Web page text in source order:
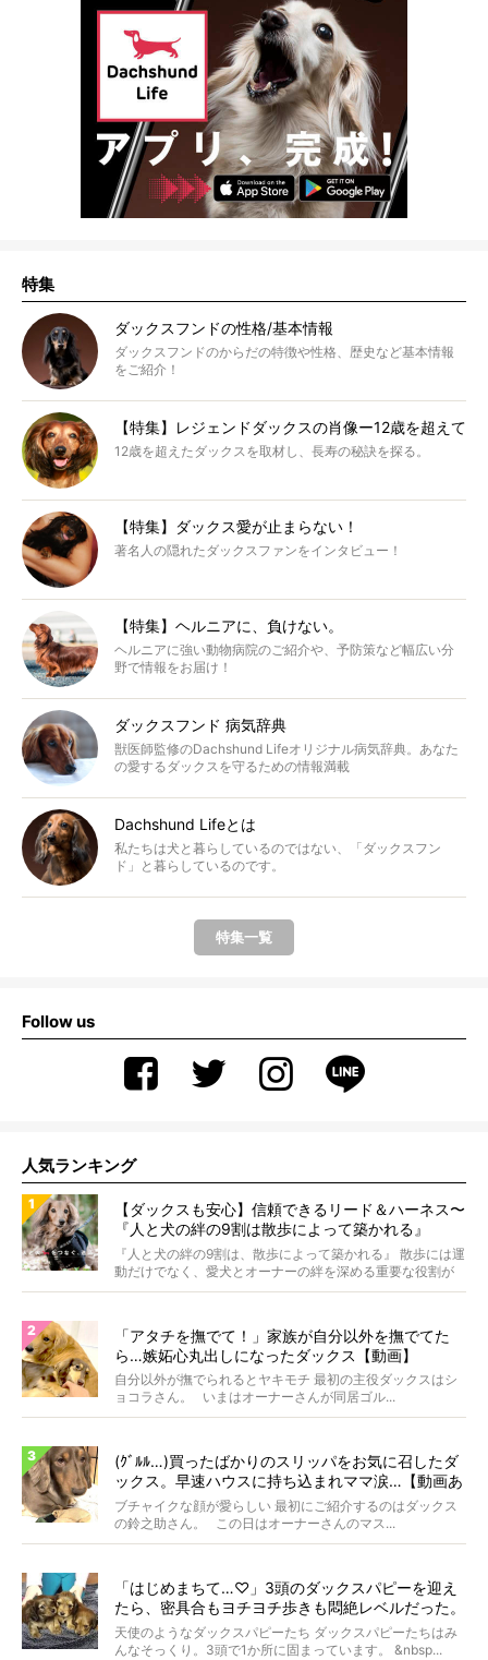
特集
ダックスフンドの性格/基本情報
ダックスフンドのからだの特徴や性格、歴史など基本情報
をご紹介！
【特集】レジェンドダックスの肖像ー12歳を超えて
12歳を超えたダックスを取材し、長寿の秘訣を探る。
【特集】ダックス愛が止まらない！
著名人の隠れたダックスファンをインタビュー！
【特集】ヘルニアに、負けない。
ヘルニアに強い動物病院のご紹介や、予防策など幅広い分
野で情報をお届け！
ダックスフンド 病気辞典
獣医師監修のDachshund Lifeオリジナル病気辞典。あなた
の愛するダックスを守るための情報満載
Dachshund Lifeとは
私たちは犬と暮らしているのではない、「ダックスフン
ド」と暮らしているのです。
特集一覧
Follow us
人気ランキング
【ダックスも安心】信頼できるリード＆ハーネス〜
『人と犬の絆の9割は散歩によって築かれる』
WOLFGANG MAN＆BEAST〜
『人と犬の絆の9割は、散歩によって築かれる』 散歩には運
動だけでなく、愛犬とオーナーの絆を深める重要な役割が
あ...
「アタチを撫でて！」家族が自分以外を撫でてた
ら…嫉妬心丸出しになったダックス【動画】
自分以外が撫でられるとヤキモチ 最初の主役ダックスはシ
ョコラさん。 いまはオーナーさんが同居ゴル...
(ｸﾞﾙﾙ…)買ったばかりのスリッパをお気に召したダ
ックス。早速ハウスに持ち込まれママ涙…【動画あ
り】
ブチャイクな顔が愛らしい 最初にご紹介するのはダックス
の鈴之助さん。 この日はオーナーさんのマス...
「はじめまちて…♡」3頭のダックスパピーを迎え
たら、密具合もヨチヨチ歩きも悶絶レベルだった。
【天使動画】
天使のようなダックスパピーたち ダックスパピーたちはみ
んなそっくり。3頭で1か所に固まっています。 &nbsp...